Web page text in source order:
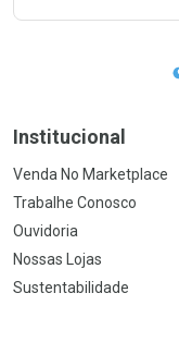
Institucional
Venda No Marketplace
Trabalhe Conosco
Ouvidoria
Nossas Lojas
Sustentabilidade